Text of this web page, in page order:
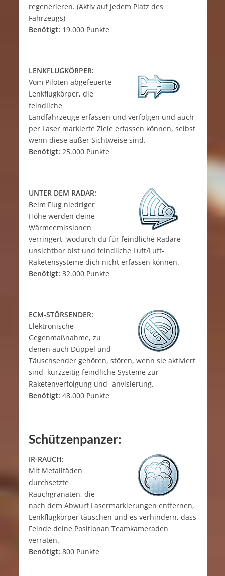
regenerieren. (Aktiv auf jedem Platz des
Fahrzeugs)
Benötigt: 19.000 Punkte
LENKFLUGKÖRPER:
Vom Piloten abgefeuerte
Lenkflugkörper, die
feindliche
Landfahrzeuge erfassen und verfolgen und auch
per Laser markierte Ziele erfassen können, selbst
wenn diese außer Sichtweise sind.
Benötigt: 25.000 Punkte
UNTER DEM RADAR:
Beim Flug niedriger
Höhe werden deine
Wärmeemissionen
verringert, wodurch du für feindliche Radare
unsichtbar bist und feindliche Luft/Luft-
Raketensysteme dich nicht erfassen können.
Benötigt: 32.000 Punkte
ECM-STÖRSENDER:
Elektronische
Gegenmaßnahme, zu
denen auch Düppel und
Täuschsender gehören, stören, wenn sie aktiviert
sind, kurzzeitig feindliche Systeme zur
Raketenverfolgung und -anvisierung.
Benötigt: 48.000 Punkte
Schützenpanzer:
IR-RAUCH:
Mit Metallfäden
durchsetzte
Rauchgranaten, die
nach dem Abwurf Lasermarkierungen entfernen,
Lenkflugkörper täuschen und es verhindern, dass
Feinde deine Positionan Teamkameraden
verraten.
Benötigt: 800 Punkte